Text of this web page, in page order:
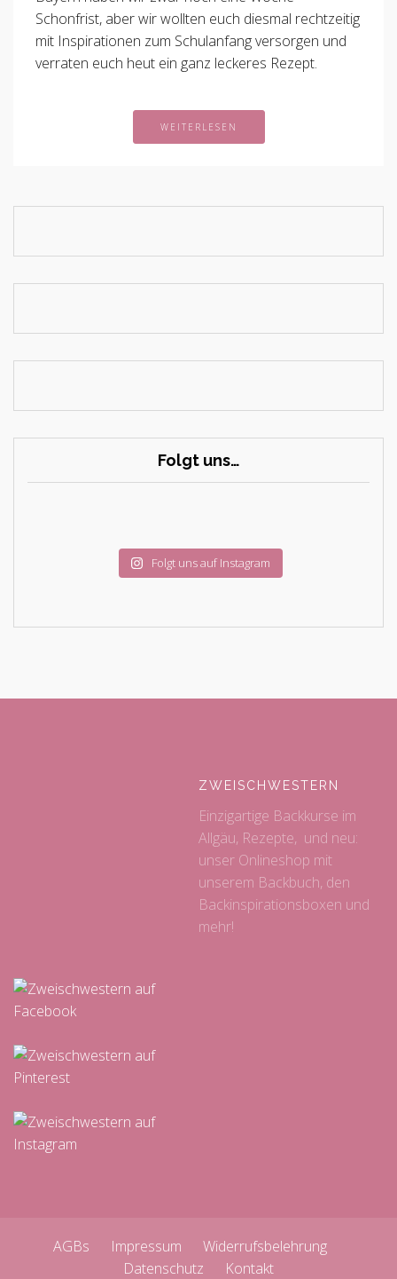
Schonfrist, aber wir wollten euch diesmal rechtzeitig
mit Inspirationen zum Schulanfang versorgen und
verraten euch heut ein ganz leckeres Rezept.
WEITERLESEN
Folgt uns…
Folgt uns auf Instagram
ZWEISCHWESTERN
Einzigartige Backkurse im
Allgäu, Rezepte, und neu:
unser Onlineshop mit
unserem Backbuch, den
Backinspirationsboxen und
mehr!
AGBs Impressum
Widerrufsbelehrung
Datenschutz
Kontakt